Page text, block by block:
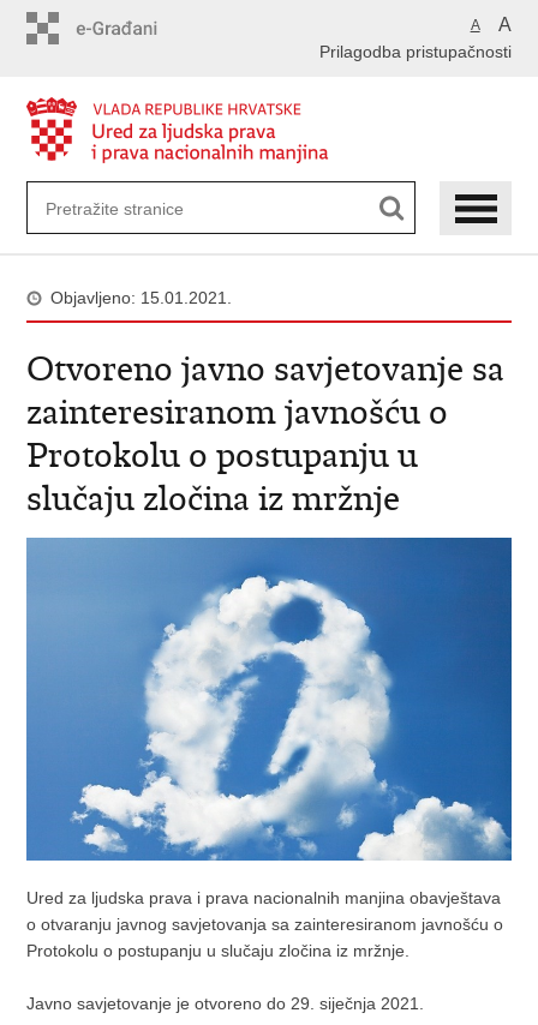
A A
Prilagodba pristupačnosti
Objavljeno: 15.01.2021.
Otvoreno javno savjetovanje sa
zainteresiranom javnošću o
Protokolu o postupanju u
slučaju zločina iz mržnje
Ured za ljudska prava i prava nacionalnih manjina obavještava
o otvaranju javnog savjetovanja sa zainteresiranom javnošću o
Protokolu o postupanju u slučaju zločina iz mržnje.
Javno savjetovanje je otvoreno do 29. siječnja 2021.